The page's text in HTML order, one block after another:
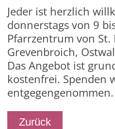
Jeder ist herzlich
donnerstags von 9
Pfarrzentrum von St.
Grevenbroich,
Das Angebot ist
kostenfrei. Spenden
entgegengenommen.
Zurück